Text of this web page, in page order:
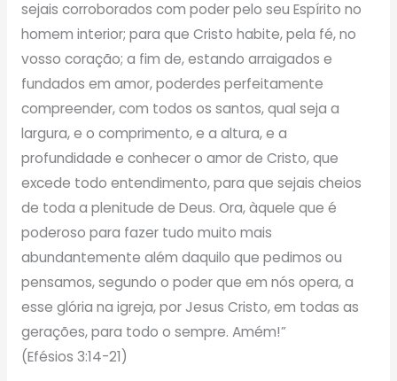
sejais corroborados com poder pelo seu Espírito no
homem interior; para que Cristo habite, pela fé, no
vosso coração; a fim de, estando arraigados e
fundados em amor, poderdes perfeitamente
compreender, com todos os santos, qual seja a
largura, e o comprimento, e a altura, e a
profundidade e conhecer o amor de Cristo, que
excede todo entendimento, para que sejais cheios
de toda a plenitude de Deus. Ora, àquele que é
poderoso para fazer tudo muito mais
abundantemente além daquilo que pedimos ou
pensamos, segundo o poder que em nós opera, a
esse glória na igreja, por Jesus Cristo, em todas as
gerações, para todo o sempre. Amém!”
(Efésios 3:14-21)